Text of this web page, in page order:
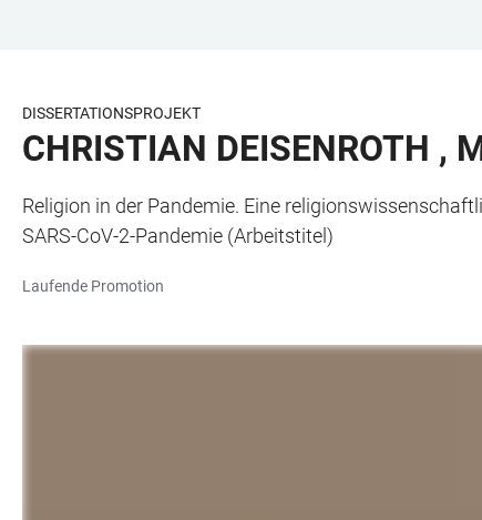
BARRIEREFREIHEIT
DISSERTATIONSPROJEKT
CHRISTIAN DEISENROTH ,
Religion in der Pandemie. Eine
SARS-CoV-2-Pandemie (Arbeitstitel)
Laufende Promotion